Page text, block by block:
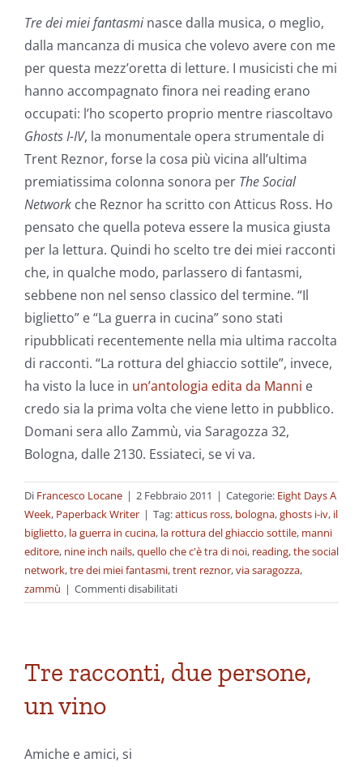
Tre dei miei fantasmi nasce dalla musica, o meglio,
dalla mancanza di musica che volevo avere con me
per questa mezz’oretta di letture. I musicisti che mi
hanno accompagnato finora nei reading erano
occupati: l’ho scoperto proprio mentre riascoltavo
Ghosts I-IV, la monumentale opera strumentale di
Trent Reznor, forse la cosa più vicina all’ultima
premiatissima colonna sonora per The Social
Network che Reznor ha scritto con Atticus Ross. Ho
pensato che quella poteva essere la musica giusta
per la lettura. Quindi ho scelto tre dei miei racconti
che, in qualche modo, parlassero di fantasmi,
sebbene non nel senso classico del termine. “Il
biglietto” e “La guerra in cucina” sono stati
ripubblicati recentemente nella mia ultima raccolta
di racconti. “La rottura del ghiaccio sottile”, invece,
ha visto la luce in un’antologia edita da Manni e
credo sia la prima volta che viene letto in pubblico.
Domani sera allo Zammù, via Saragozza 32,
Bologna, dalle 2130. Essiateci, se vi va.
Di Francesco Locane | 2 Febbraio 2011 | Categorie: Eight Days A
Week, Paperback Writer | Tag:atticus ross, bologna,ghosts i-iv, il
biglietto, la guerra in cucina, la rottura del ghiaccio sottile, manni
editore, nine inch nails,quello che c'è tra di noi, reading,the social
network,tre dei miei fantasmi,trent reznor,via saragozza,
zammù | Commenti disabilitatisu
Tre
fantasmi
Tre racconti, due persone,
un vino
Amiche e amici, si